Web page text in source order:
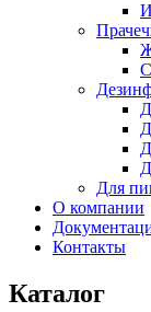
Для
О компании
Контакты
Каталог